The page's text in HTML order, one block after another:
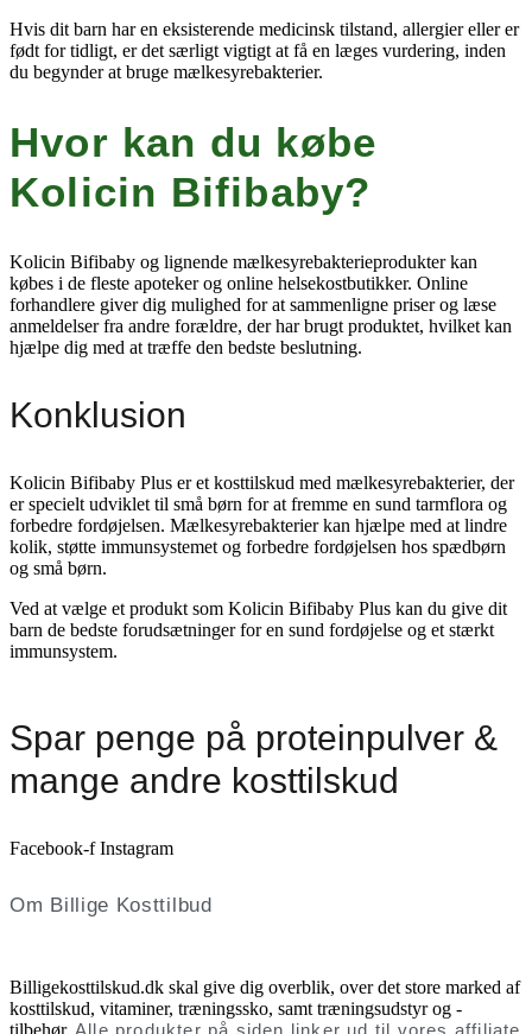
Hvis dit barn har en eksisterende medicinsk tilstand, allergier eller er
født for tidligt, er det særligt vigtigt at få en læges vurdering, inden
du begynder at bruge mælkesyrebakterier.
Hvor kan du købe
Kolicin Bifibaby?
Kolicin Bifibaby og lignende mælkesyrebakterieprodukter kan
købes i de fleste apoteker og online helsekostbutikker. Online
forhandlere giver dig mulighed for at sammenligne priser og læse
anmeldelser fra andre forældre, der har brugt produktet, hvilket kan
hjælpe dig med at træffe den bedste beslutning.
Konklusion
Kolicin Bifibaby Plus er et kosttilskud med mælkesyrebakterier, der
er specielt udviklet til små børn for at fremme en sund tarmflora og
forbedre fordøjelsen. Mælkesyrebakterier kan hjælpe med at lindre
kolik, støtte immunsystemet og forbedre fordøjelsen hos spædbørn
og små børn.
Ved at vælge et produkt som Kolicin Bifibaby Plus kan du give dit
barn de bedste forudsætninger for en sund fordøjelse og et stærkt
immunsystem.
Spar penge på proteinpulver &
mange andre kosttilskud
Facebook-f Instagram
Om Billige Kosttilbud
Billigekosttilskud.dk skal give dig overblik, over det store marked af
kosttilskud, vitaminer, træningssko, samt træningsudstyr og -
tilbehør. Alle produkter på siden linker ud til vores affiliate